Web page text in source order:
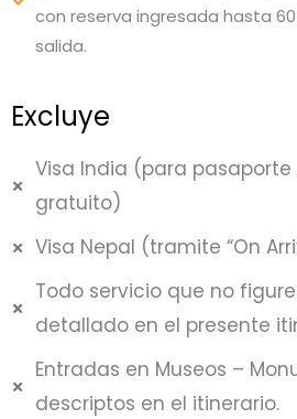
con reserva ingresada hasta
salida.
Excluye
Visa India (para
gratuito)
Visa Nepal (tramite “On
Todo servicio que no
detallado en el presente
Entradas en Museos –
descriptos en el itinerario.